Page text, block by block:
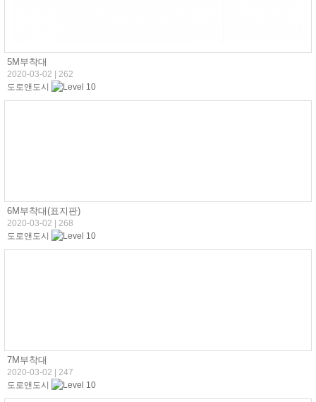
5M부착대
2020-03-02
262
도로앤도시
6M부착대(표지판)
2020-03-02
268
도로앤도시
7M부착대
2020-03-02
247
도로앤도시